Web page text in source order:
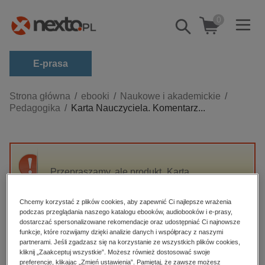
Pokaż/schowaj
wyszukiwarkę
0
E-prasa
Kategorie
Zobacz wszystkie E-prasa
budownictwo, aranżacja wnętrz
darmowe wydania
edukacja
hobby, sport, rozrywka
komputery, internet, technologie, informatyka
Strona główna ebooki
Naukowe i akademickie
Pedagogika
Karta Nauczyciela. Komentarz...
Przepraszamy, ale produkt „Karta
High-contrast mode
Polecane
Chcemy korzystać z plików cookies, aby zapewnić Ci najlepsze wrażenia
podczas przeglądania naszego katalogu ebooków, audiobooków i e-prasy,
dostarczać spersonalizowane rekomendacje oraz udostępniać Ci najnowsze
funkcje, które rozwijamy dzięki analizie danych i współpracy z naszymi
partnerami. Jeśli zgadzasz się na korzystanie ze wszystkich plików cookies,
kliknij „Zaakceptuj wszystkie”. Możesz również dostosować swoje
preferencje, klikając „Zmień ustawienia”. Pamiętaj, że zawsze możesz